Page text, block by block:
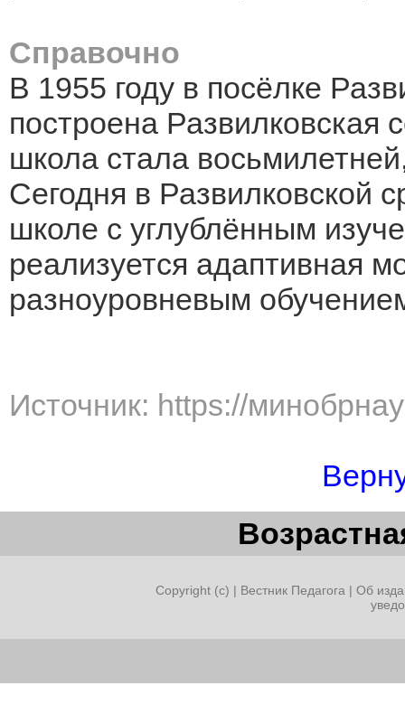
Справочно
В 1955 году в посёлке
построена Развилковская
школа стала
Сегодня в Развилковской
школе с углублённым
реализуется адаптивная
разноуровневым
Источник: https://
Copyright (c) | Вестник Педагога | Об